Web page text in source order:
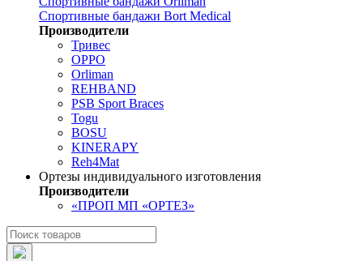
Спортивные бандажи Bort Medical
Производители
Тривес
OPPO
Orliman
REHBAND
PSB Sport Braces
Togu
BOSU
KINERAPY
Reh4Mat
Ортезы индивидуального изготовления
Производители
«ПРОП МП «ОРТЕЗ»